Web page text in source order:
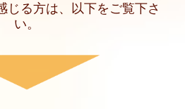
じる方は、以下をご覧下さ
い。